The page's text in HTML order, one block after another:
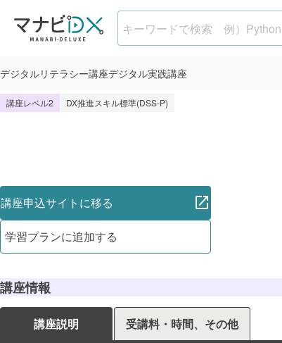
デジタルリテラシー講座デジタル実践講座
デジタルマーケティング
講座レベル2 DX推進スキル標準(DSS-P)
講座申込サイトに移る
学習プランに追加する
講座情報
講座説明
受講料・時間、その他